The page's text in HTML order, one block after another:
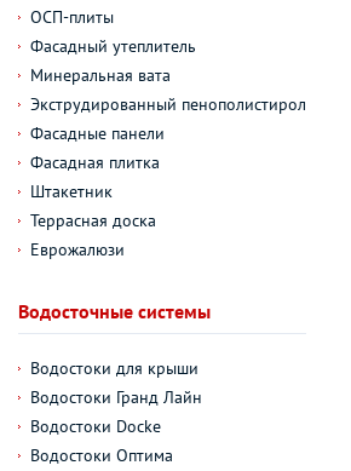
ОСП-плиты
Фасадный утеплитель
Минеральная вата
Экструдированный пенополистирол
Фасадные панели
Фасадная плитка
Штакетник
Террасная доска
Еврожалюзи
Водосточные системы
Водостоки для крыши
Водостоки Гранд Лайн
Водостоки Docke
Водостоки Оптима